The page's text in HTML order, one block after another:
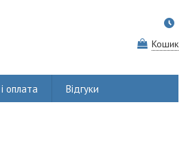
Кошик
оплата Відгуки